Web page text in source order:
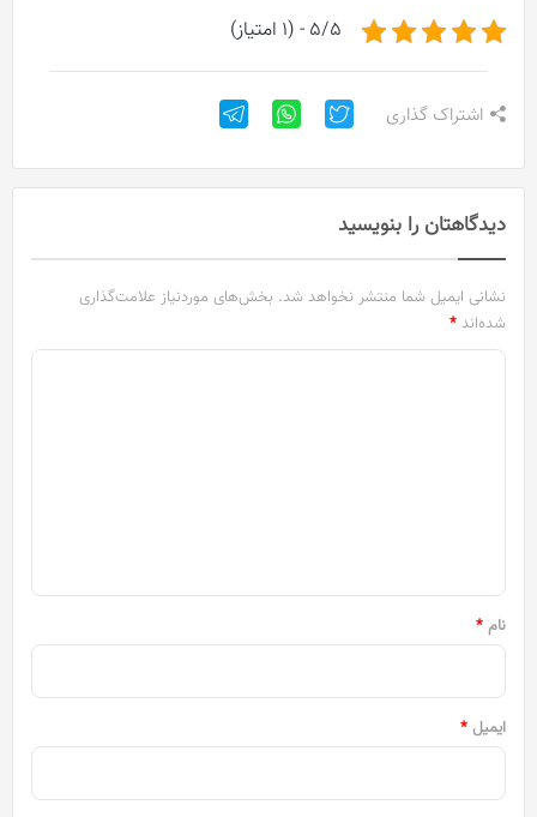
5/5 - (1 امتیاز)
اشتراک گذاری
دیدگاهتان را بنویسید
نشانی ایمیل شما منتشر نخواهد شد. بخش‌های موردنیاز علامت‌گذاری
شده‌اند *
نام *
ایمیل *